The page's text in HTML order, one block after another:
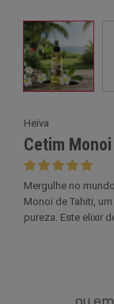
Heïva
Cetim
Mergulhe no
Monoï de Tahiti,
pureza. Este elixir